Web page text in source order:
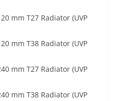
mm T27 Radiator (UVP
mm T38 Radiator (UVP
mm T27 Radiator (UVP
mm T38 Radiator (UVP